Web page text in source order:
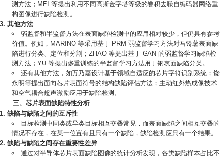
测方法；MEI 等提出利用不同高斯金字塔等级的卷积去噪自编码器网络重
构图像进行缺陷检测。
其他方法
弱监督和半监督方法在表面缺陷检测中的应用相对较少，但仍具有参考
价值。例如，MARINO 等采用基于 PRM 弱监督学习方法对马铃薯表面缺
陷进行分类、定位和分割；ZHAO 等提出基于 GAN 的弱监督学习缺陷检
测方法；YU 等提出多重训练的半监督学习方法用于钢表面缺陷分类。
还有其他方法，如万乃嘉设计基于领域自适应的芯片字符识别系统；饶
永明等提出面向芯片表面符号的结构缺陷评估方法；主动红外热成像技术
和空气耦合超声激励应用于缺陷检测。
三、芯片表面缺陷特性分析
缺陷与缺陷之间的互斥性
目标检测中同类或异类目标相互交叠常见，而表面缺陷之间相互交叠的
情况不存在，在某一位置有且只有一个缺陷，缺陷检测应只有一个结果。
缺陷与缺陷之间存在重要性差异
通过对半导体芯片表面缺陷图像的统计分析发现，各类缺陷样本占比不